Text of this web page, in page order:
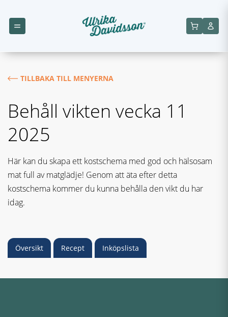
TILLBAKA TILL MENYERNA
Behåll vikten vecka 11
2025
Här kan du skapa ett kostschema med god och hälsosam
mat full av matglädje! Genom att äta efter detta
kostschema kommer du kunna behålla den vikt du har
idag.
Översikt Recept Inköpslista